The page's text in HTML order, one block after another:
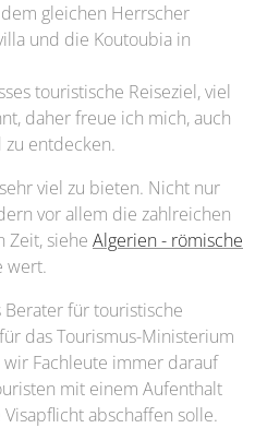
gleichen Herrscher
und die Koutoubia in
touristische Reiseziel, viel
daher freue ich mich, auch
zu entdecken.
viel zu bieten. Nicht nur
vor allem die zahlreichen
Zeit, siehe Algerien - römische
wert.
Berater für touristische
das Tourismus-Ministerium
Fachleute immer darauf
mit einem Aufenthalt
abschaffen solle.